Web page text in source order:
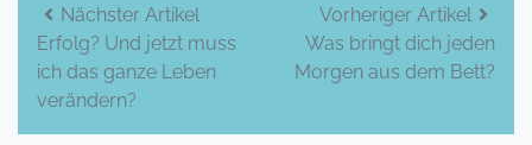
Beitrags-
Navigation
Nächster Artikel
Erfolg? Und jetzt muss
ich das ganze Leben
verändern?
Vorheriger Artikel
Was bringt dich jeden
Morgen aus dem Bett?